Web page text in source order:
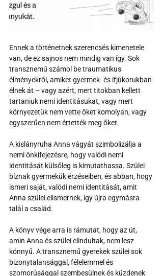
Ennek a történetnek szerencsés kimenetele
van, de ez sajnos nem mindig van így. Sok
transznemű számol be traumatikus
élményekről, amiket gyermek- és ifjúkorukban
élnek át – vagy azért, mert titokban kellett
tartaniuk nemi identitásukat, vagy mert
környezetük nem vette őket komolyan, vagy
egyszerűen nem értették meg őket.
A kislányruha Anna vágyát szimbolizálja a
nemi önkifejezésre, hogy valódi nemi
identitását külsőleg is kimutathassa. Szülei
bíznak gyermekük érzéseiben, és abban, hogy
ismeri saját, valódi nemi identitását, amit
Anna szülei elismernek, így újra egymásra
talál a család.
A könyv vége arra is rámutat, hogy az út,
amin Anna és szülei elindultak, nem lesz
könnyű. A transznemű gyerekek szülei sok
bizonytalansággal, félelemmel és
szomorúsággal szembesülnek és küzdenek